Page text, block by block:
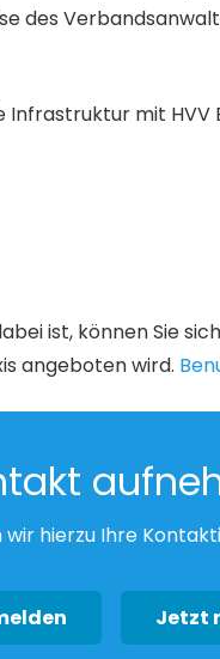
des
Infrastruktur mit
ist, können Sie
angeboten wird.
hierzu Ihre
Jetzt